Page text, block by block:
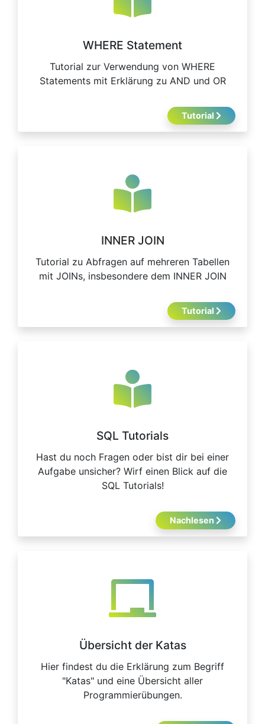
WHERE Statement
Tutorial zur Verwendung von WHERE
Statements mit Erklärung zu AND und OR
Tutorial
INNER JOIN
Tutorial zu Abfragen auf mehreren Tabellen
mit JOINs, insbesondere dem INNER JOIN
Tutorial
SQL Tutorials
Hast du noch Fragen oder bist dir bei einer
Aufgabe unsicher? Wirf einen Blick auf die
SQL Tutorials!
Nachlesen
Übersicht der Katas
Hier findest du die Erklärung zum Begriff
"Katas" und eine Übersicht aller
Programmierübungen.